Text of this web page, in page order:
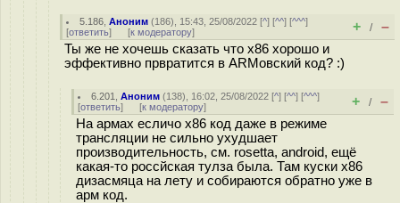
5.186 ,Аноним (186), 15:43, 25/08/2022 [^] [^^] [^^^]
[ответить] [к модератору] + / –
Ты же не хочешь сказать что x86 хорошо и
эффективно првратится в ARMовский код? :)
6.201 ,Аноним (138), 16:02, 25/08/2022 [^] [^^] [^^^]
[ответить] [к модератору] + / –
На армах есличо х86 код даже в режиме
трансляции не сильно ухудшает
производительность, см. rosetta, android, ещё
какая-то россйская тулза была. Там куски x86
дизасмяца на лету и собираются обратно уже в
арм код.